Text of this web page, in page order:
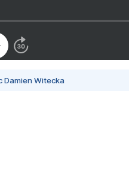
Damien Witecka